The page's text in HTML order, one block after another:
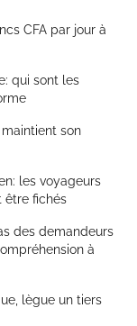
CFA par jour à
qui sont les
son
les voyageurs
être fichés
des demandeurs
à
lègue un tiers